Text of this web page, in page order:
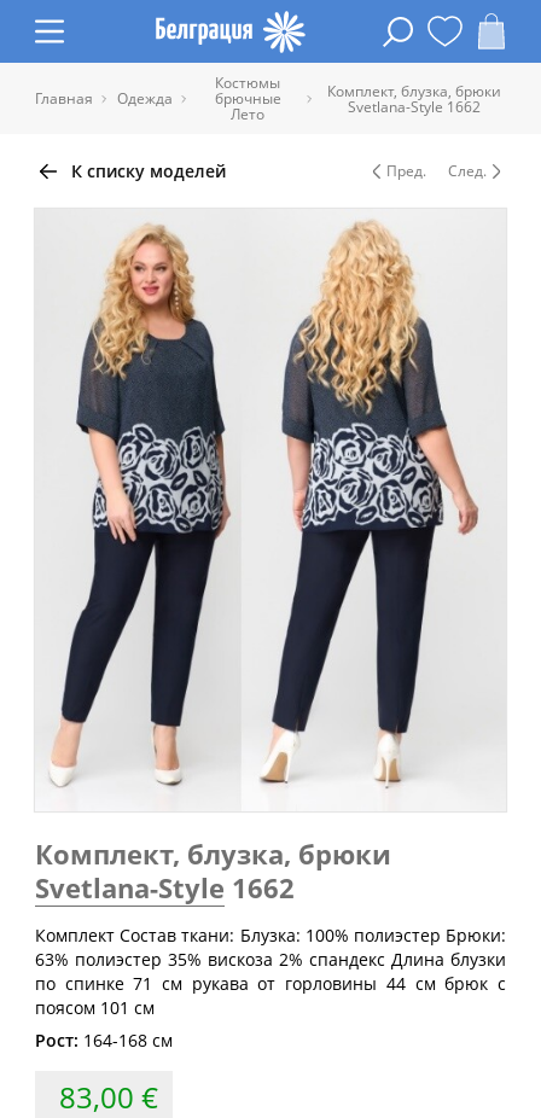
Главная Одежда
Костюмы
брючные
Лето
Комплект, блузка, брюки
Svetlana-Style 1662
Таблица размеров одежды
Размер
Обхват
груди
Обхват
талии
Обхват
бедер
(см)
60-64
88
64-68
92
68-72
96
72-76
100
48
96 76-80
104
50
100 80-84
52
104
54
108 88-92
116
56
112 92-96
120
58
62
К списку моделей Пред. След.
Комплект, блузка, брюки
Svetlana-Style 1662
Комплект Состав ткани: Блузка: 100% полиэстер Брюки:
63% полиэстер 35% вискоза 2% спандекс Длина блузки
по спинке 71 см рукава от горловины 44 см брюк с
поясом 101 см
Рост: 164-168 см
83,00 €